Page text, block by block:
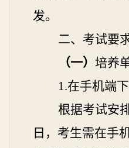
发。
二、考试要
（一） 培养
1.在手机端
根据考试安
日，考生需在手